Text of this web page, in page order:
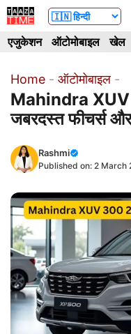
Skip
to
content
एजुकेशन ऑटोमोबाइल खेल
Home - ऑटोमोबाइल -
Mahindra XUV
जबरदस्त फीचर्स
Rashmi
Published on: 2 March